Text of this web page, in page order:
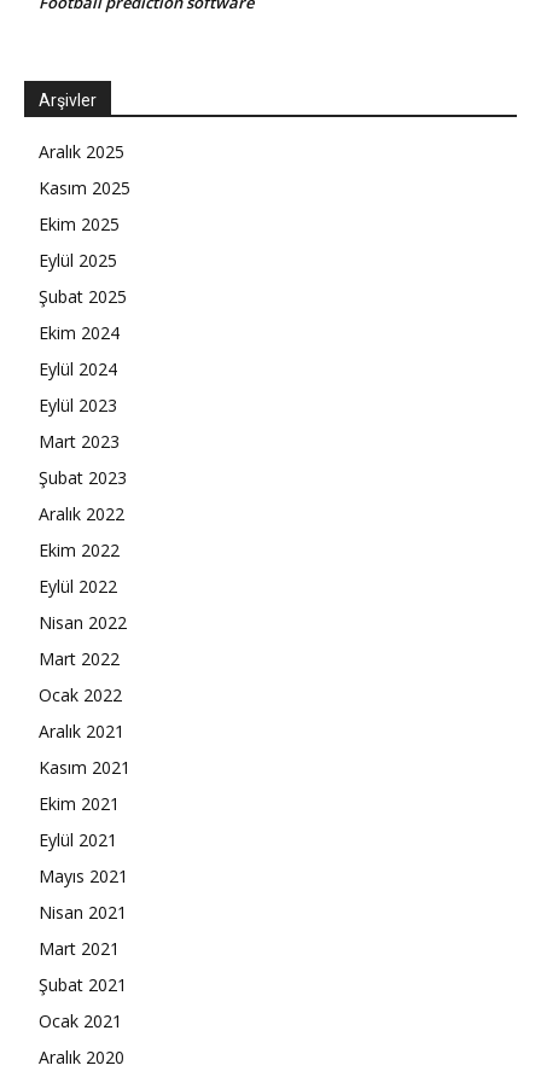
Arşivler
Aralık 2025
Kasım 2025
Ekim 2025
Eylül 2025
Şubat 2025
Ekim 2024
Eylül 2024
Eylül 2023
Mart 2023
Şubat 2023
Aralık 2022
Ekim 2022
Eylül 2022
Nisan 2022
Mart 2022
Ocak 2022
Aralık 2021
Kasım 2021
Ekim 2021
Eylül 2021
Mayıs 2021
Nisan 2021
Mart 2021
Şubat 2021
Ocak 2021
Aralık 2020